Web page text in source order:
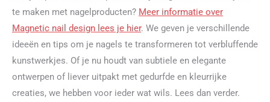
te maken met nagelproducten? Meer informatie over
Magnetic nail design lees je hier. We geven je verschillende
ideeën en tips om je nagels te transformeren tot verbluffende
kunstwerkjes. Of je nu houdt van subtiele en elegante
ontwerpen of liever uitpakt met gedurfde en kleurrijke
creaties, we hebben voor ieder wat wils. Lees dan verder.